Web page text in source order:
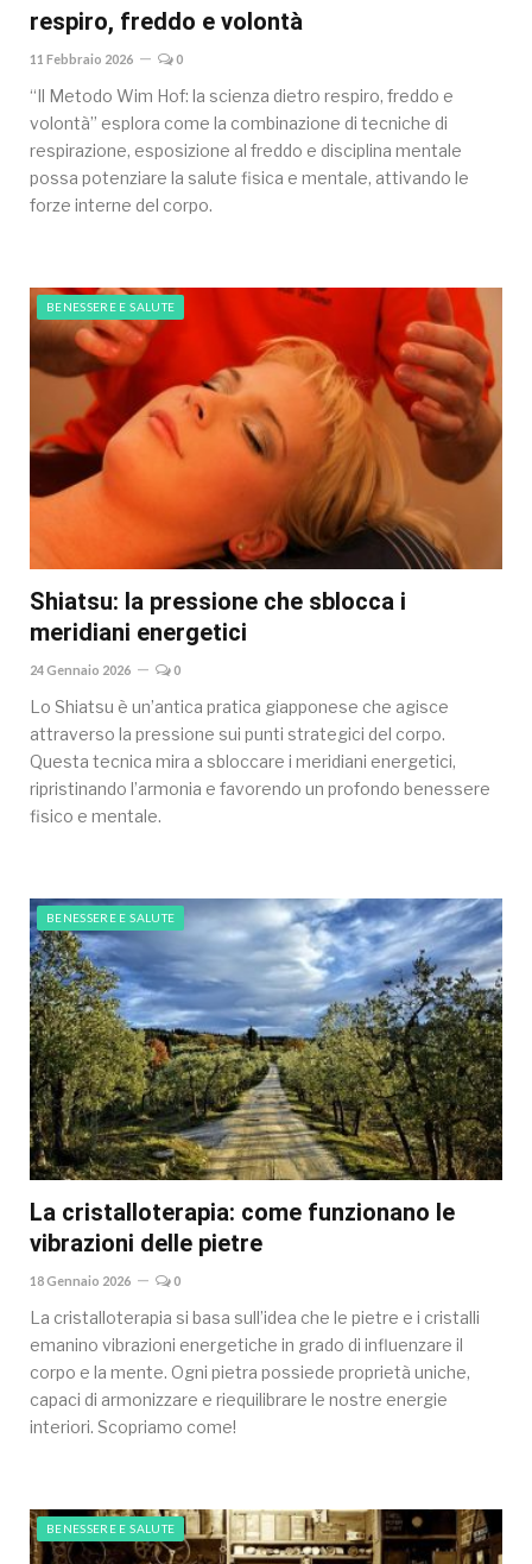
respiro, freddo e volontà
11 Febbraio 2026 0
“Il Metodo Wim Hof: la scienza dietro respiro, freddo e
volontà” esplora come la combinazione di tecniche di
respirazione, esposizione al freddo e disciplina mentale
possa potenziare la salute fisica e mentale, attivando le
forze interne del corpo.
BENESSERE E SALUTE
Shiatsu: la pressione che sblocca i
meridiani energetici
24 Gennaio 2026 0
Lo Shiatsu è un’antica pratica giapponese che agisce
attraverso la pressione sui punti strategici del corpo.
Questa tecnica mira a sbloccare i meridiani energetici,
ripristinando l’armonia e favorendo un profondo benessere
fisico e mentale.
BENESSERE E SALUTE
La cristalloterapia: come funzionano le
vibrazioni delle pietre
18 Gennaio 2026 0
La cristalloterapia si basa sull’idea che le pietre e i cristalli
emanino vibrazioni energetiche in grado di influenzare il
corpo e la mente. Ogni pietra possiede proprietà uniche,
capaci di armonizzare e riequilibrare le nostre energie
interiori. Scopriamo come!
BENESSERE E SALUTE